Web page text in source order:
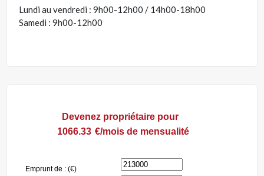
Lundi au vendredi : 9h00-12h00 / 14h00-18h00
Samedi : 9h00-12h00